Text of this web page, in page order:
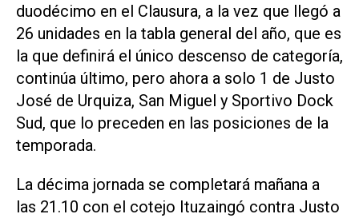
duodécimo en el Clausura, a la vez que llegó a
26 unidades en la tabla general del año, que es
la que definirá el único descenso de categoría,
continúa último, pero ahora a solo 1 de Justo
José de Urquiza, San Miguel y Sportivo Dock
Sud, que lo preceden en las posiciones de la
temporada.
La décima jornada se completará mañana a
las 21.10 con el cotejo Ituzaingó contra Justo